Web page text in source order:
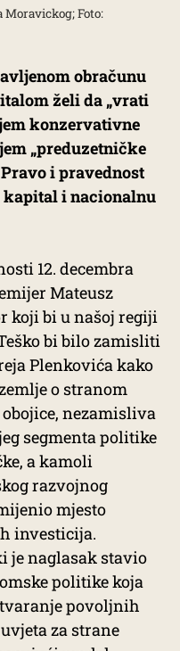
Foto:
obračunu
želi da „vrati
konzervativne
„preduzetničke
i pravednost
kapital i nacionalnu
12. decembra
Mateusz
koji bi u našoj regiji
bi bilo zamisliti
Plenkovića kako
o stranom
nezamisliva
segmenta politike
a kamoli
razvojnog
mjesto
investicija.
je naglasak stavio
politike koja
povoljnih
za strane